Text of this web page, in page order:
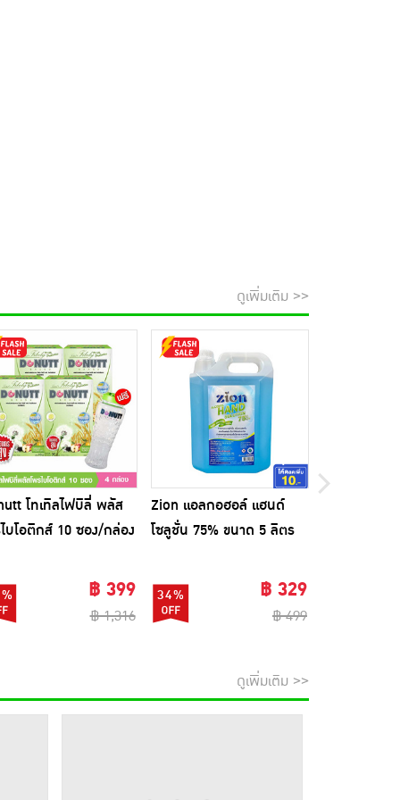
ดูเพิ่มเติม >>
โทเทิลไฟบิลี่ พลัส
บโอติกส์ 10 ซอง/กล่อง
฿ 399
฿ 1,316
Zion แอลกอฮอล์ แฮนด์
โซลูชั่น 75% ขนาด 5 ลิตร
34% ฿ 329
฿ 499
ดูเพิ่มเติม >>